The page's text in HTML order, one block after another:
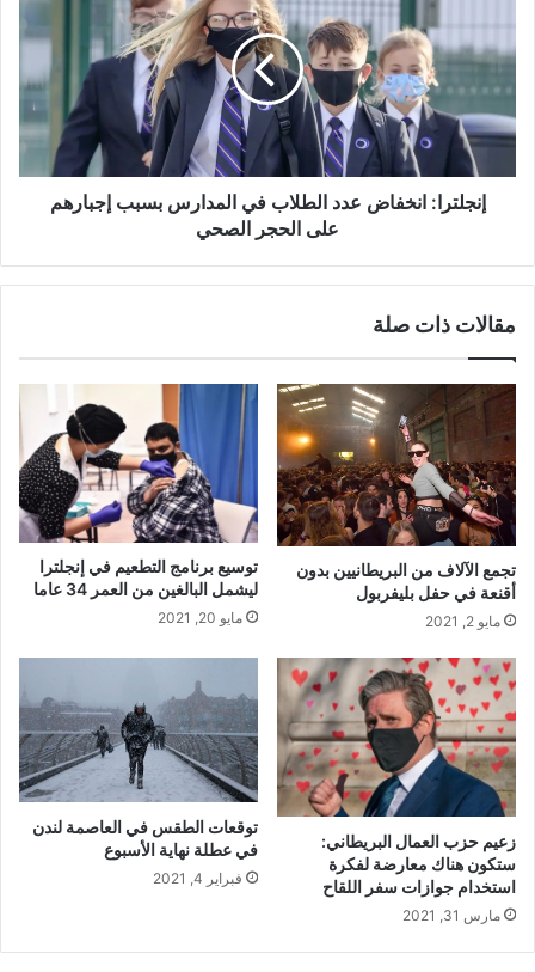
الطلاب
المدارس
بسبب
إجبارهم
على
الحجرإنجلترا: انخفاض عدد الطلاب في المدارس بسبب إجبارهم
على الحجر الصحي
مقالات ذات صلة
تجمع الآلاف من البريطانيين بدون
أقنعة في حفل بليفربول
مايو 2, 2021
توسيع برنامج التطعيم في إنجلترا
ليشمل البالغين من العمر 34 عاما
مايو 20, 2021
زعيم حزب العمال البريطاني:
ستكون هناك معارضة لفكرة
استخدام جوازات سفر اللقاح
مارس 31, 2021
توقعات الطقس في العاصمة لندن
في عطلة نهاية الأسبوع
فبراير 4, 2021